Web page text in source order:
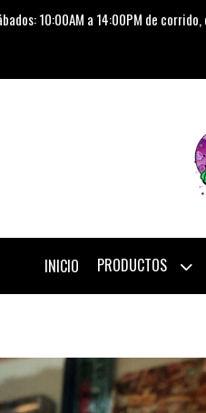
10:00AM a 14:00PM de
INICIO PRODUCTOS